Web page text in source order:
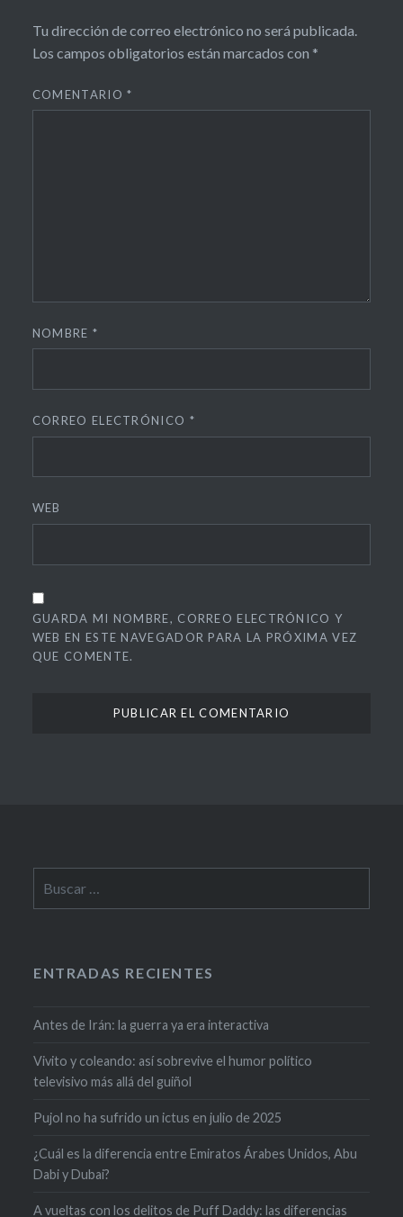
Tu dirección de correo electrónico no será publicada.
Los campos obligatorios están marcados con *
COMENTARIO*
NOMBRE *
CORREO ELECTRÓNICO *
WEB
GUARDA MI NOMBRE, CORREO ELECTRÓNICO Y
WEB EN ESTE NAVEGADOR PARA LA PRÓXIMA VEZ
QUE COMENTE.
ENTRADAS RECIENTES
Antes de Irán: la guerra ya era interactiva
Vivito y coleando: así sobrevive el humor político
televisivo más allá del guiñol
Pujol no ha sufrido un ictus en julio de 2025
¿Cuál es la diferencia entre Emiratos Árabes Unidos, Abu
Dabi y Dubai?
A vueltas con los delitos de Puff Daddy: las diferencias